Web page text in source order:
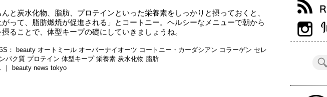
と炭水化物、脂肪、プロテインといった栄養素をしっかりと摂っておくと、
がって、脂肪燃焼が促進される」とコートニー。ヘルシーなメニューで朝から
ることで、体型キープの礎にしていきましょうね。
： beauty オートミール オーバーナイオーツ コートニー・カーダシアン コラーゲン セレ
パク質 プロテイン 体型キープ 栄養素 炭水化物 脂肪
｜
beauty news tokyo